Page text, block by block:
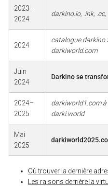
2023–
2024
darkino.io, .ink,
2024
darkiworld.com
Juin
2024
Darkino se
2024–
2025
darkiworld1.com
darki.world
Mai
2025
Où trouver la dernière
Les raisons derrière la